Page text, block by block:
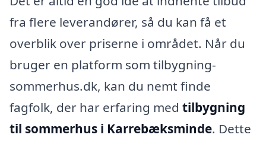
fra flere leverandører, så du kan få et
overblik over priserne i området. Når du
bruger en platform som tilbygning-
sommerhus.dk, kan du nemt finde
fagfolk, der har erfaring med tilbygning
til sommerhus i Karrebæksminde. Dette